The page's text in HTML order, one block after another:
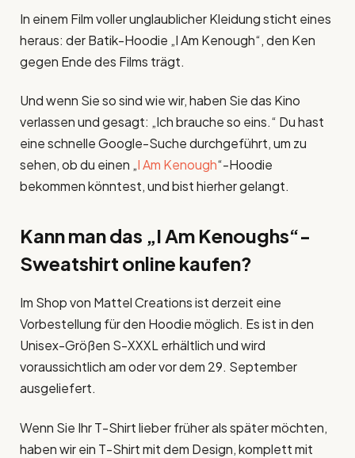
In einem Film voller unglaublicher Kleidung sticht eines
heraus: der Batik-Hoodie „I Am Kenough“, den Ken
gegen Ende des Films trägt.
Und wenn Sie so sind wie wir, haben Sie das Kino
verlassen und gesagt: „Ich brauche so eins.“ Du hast
eine schnelle Google-Suche durchgeführt, um zu
sehen, ob du einen „I Am Kenough“-Hoodie
bekommen könntest, und bist hierher gelangt.
Kann man das „I Am Kenoughs“-
Sweatshirt online kaufen?
Im Shop von Mattel Creations ist derzeit eine
Vorbestellung für den Hoodie möglich. Es ist in den
Unisex-Größen S-XXXL erhältlich und wird
voraussichtlich am oder vor dem 29. September
ausgeliefert.
Wenn Sie Ihr T-Shirt lieber früher als später möchten,
haben wir ein T-Shirt mit dem Design, komplett mit